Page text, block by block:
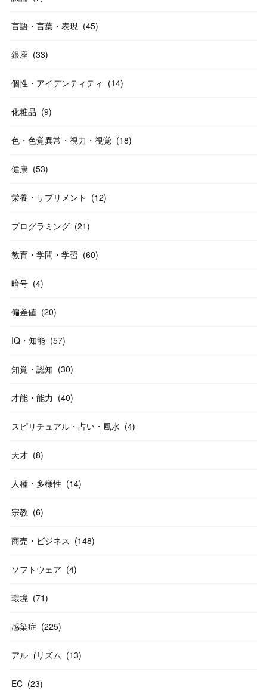
言語・言葉・表現 (45)
銀座 (33)
個性・アイデンティティ (14)
化粧品 (9)
色・色覚異常・視力・視覚 (18)
健康 (53)
栄養・サプリメント (12)
プログラミング (21)
教育・学問・学習 (60)
暗号 (4)
偏差値 (20)
IQ・知能 (57)
知覚・認知 (30)
才能・能力 (40)
スピリチュアル・占い・風水 (4)
天才 (8)
人種・多様性 (14)
宗教 (6)
商売・ビジネス (148)
ソフトウェア (4)
環境 (71)
感染症 (225)
アルゴリズム (13)
EC (23)